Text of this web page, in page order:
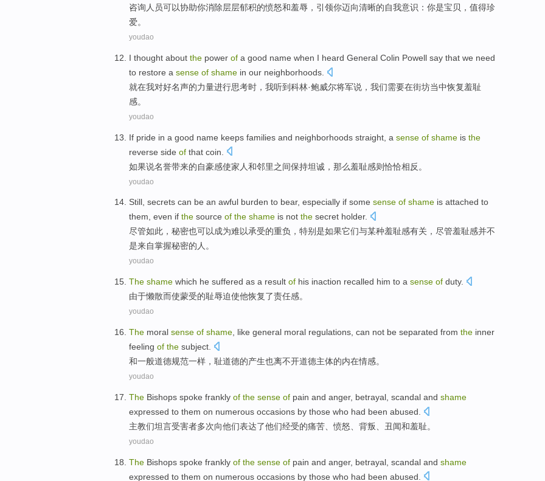
咨询 人员可以协助你消除层层郁积的愤怒和羞辱 ， 引领你迈向清晰的自我意识 ：你是宝贝 ， 值得珍
爱。
youdao
I thought about the power of a good name when I heard General Colin Powell say that we need
to restore a sense of shame in our neighborhoods
就在我对好名声的力量进行思考时，我听到科林·鲍威尔将军说 ， 我们需要在街坊当中恢复羞耻
感。
youdao
If pride in a good name keeps families and neighborhoods straight , a sense of shame is the
reverse side of that coin.
如果说名誉带来的自豪感使家人和邻里之间保持坦诚 ， 那么羞耻感则恰恰相反。
youdao
Still, secrets can be an awful burden to bear, especially if some sense of shame is attached to
them, even if the source of the shame is not the secret holder.
尽管如此， 秘密也可以成为难以承受的重负 ， 特别是如果它们与某种羞耻感有关 ， 尽管羞耻感并不
是来自掌握秘密的人。
youdao
The shame which he suffered as a result of his inaction recalled him to a sense of duty.
由于懒散而使蒙受的耻辱迫使他恢复了责任感。
youdao
The moral sense of shame like general moral regulations can not be separated from the inner
feeling of the subject
和一般道德规范一样 ， 耻道德的产生也离不开道德主体的内在情感。
youdao
The Bishops spoke frankly of the sense of pain and anger, betrayal scandal and shame
expressed to them on numerous occasions by those who had been abused.
主教们坦言受害者多次向他们表达了他们经受的痛苦 、愤怒 背叛 丑闻和羞耻。
youdao
The Bishops spoke frankly of the sense of pain and anger, betrayal scandal and shame
expressed to them on numerous occasions by those who had been abused.